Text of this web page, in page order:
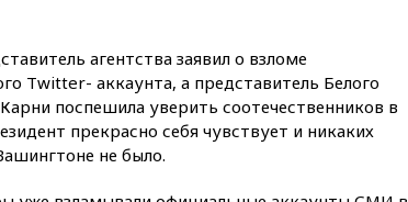
агентства заявил о взломе
Twitter- аккаунта, а представитель Белого
поспешила уверить соотечественников в
прекрасно себя чувствует и никаких
не было.